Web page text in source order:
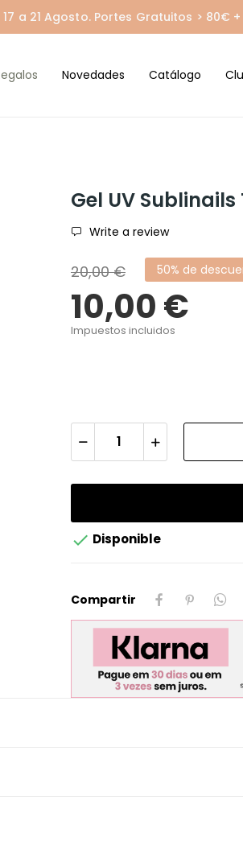
a 21 Agosto. Portes Gratuitos > 80€
Novedades Catálogo
Gel UV
Write a review
20,00 € 50% de
10,00 €
Impuestos incluidos
 Disponible
Compartir